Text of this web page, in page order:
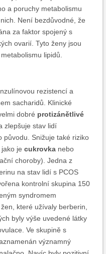
a poruchy metabolismu
Není bezdůvodné, že
za faktor spojený s
ovarií. Tyto ženy jsou
lipidů.
rezistencí a
sacharidů. Klinické
dobré protizánětlivé
zlepšuje stav lidí
původu. Snižuje také riziko
je cukrovka nebo
choroby). Jedna z
na stav lidí s PCOS
kontrolní skupina 150
syndromem
které užívaly berberin,
byly výše uvedené látky
Ve skupině s
významný